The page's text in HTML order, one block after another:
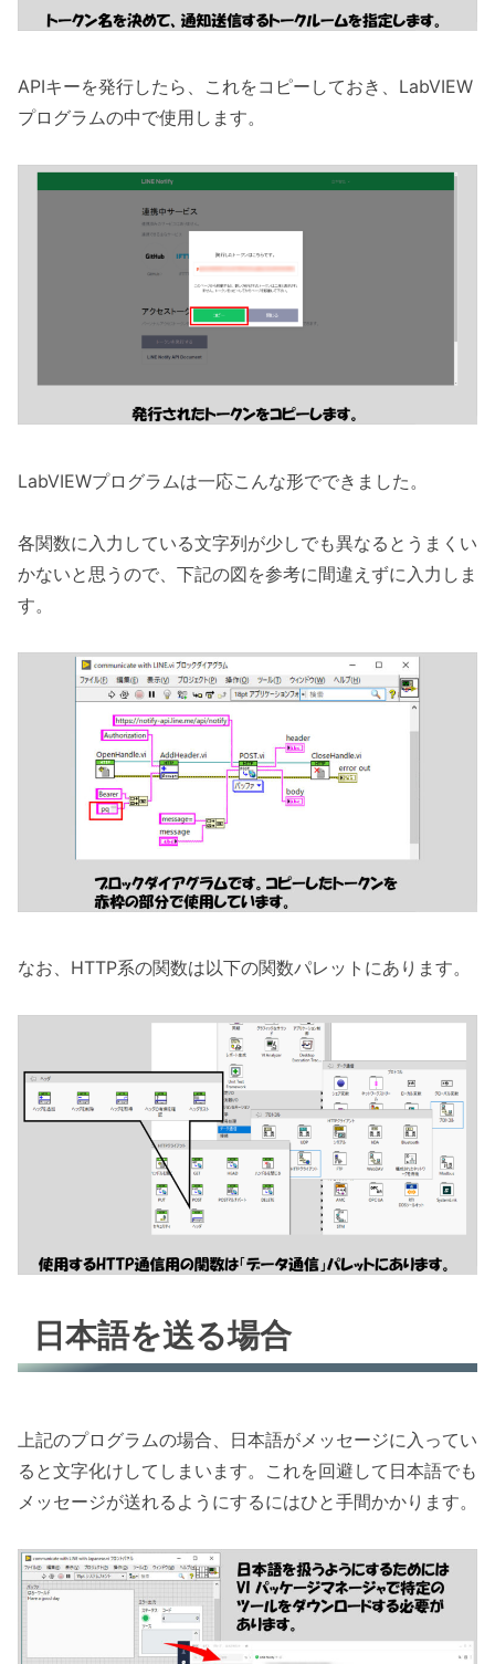
APIキーを発行したら、これをコピーしておき、LabVIEW
プログラムの中で使用します。
LabVIEWプログラムは一応こんな形でできました。
各関数に入力している文字列が少しでも異なるとうまくい
かないと思うので、下記の図を参考に間違えずに入力しま
す。
なお、HTTP系の関数は以下の関数パレットにあります。
日本語を送る場合
上記のプログラムの場合、日本語がメッセージに入ってい
ると文字化けしてしまいます。これを回避して日本語でも
メッセージが送れるようにするにはひと手間かかります。